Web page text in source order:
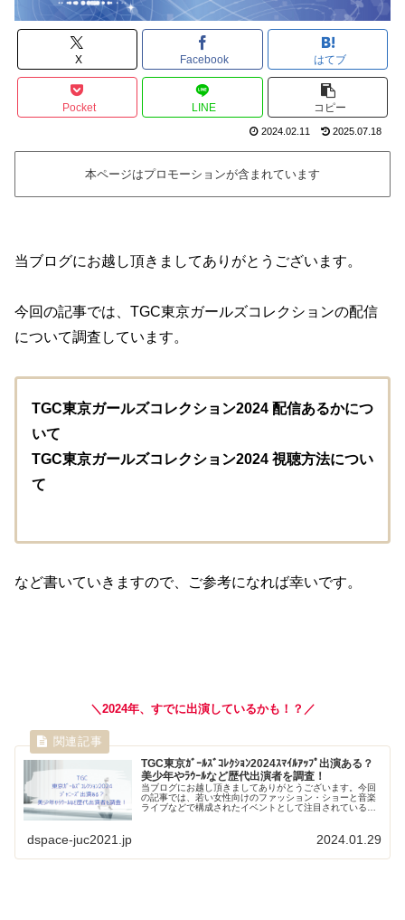
X Facebook はてブ
Pocket LINE コピー
2024.02.11 2025.07.18
本ページはプロモーションが含まれています
当ブログにお越し頂きましてありがとうございます。
今回の記事では、TGC東京ガールズコレクションの配信
について調査しています。
TGC東京ガールズコレクション2024 配信あるかにつ
いて
TGC東京ガールズコレクション2024 視聴方法につい
て
など書いていきますので、ご参考になれば幸いです。
＼2024年、すでに出演しているかも！？／
TGC東京ｶﾞｰﾙｽﾞｺﾚｸｼｮﾝ2024ｽﾏｲﾙｱｯﾌﾟ出演ある？
美少年やﾗｳｰﾙなど歴代出演者を調査！
当ブログにお越し頂きましてありがとうございます。今回
の記事では、若い女性向けのファッション・ショーと音楽
ライブなどで構成されたイベントとして注目されている東
dspace-juc2021.jp 2024.01.29